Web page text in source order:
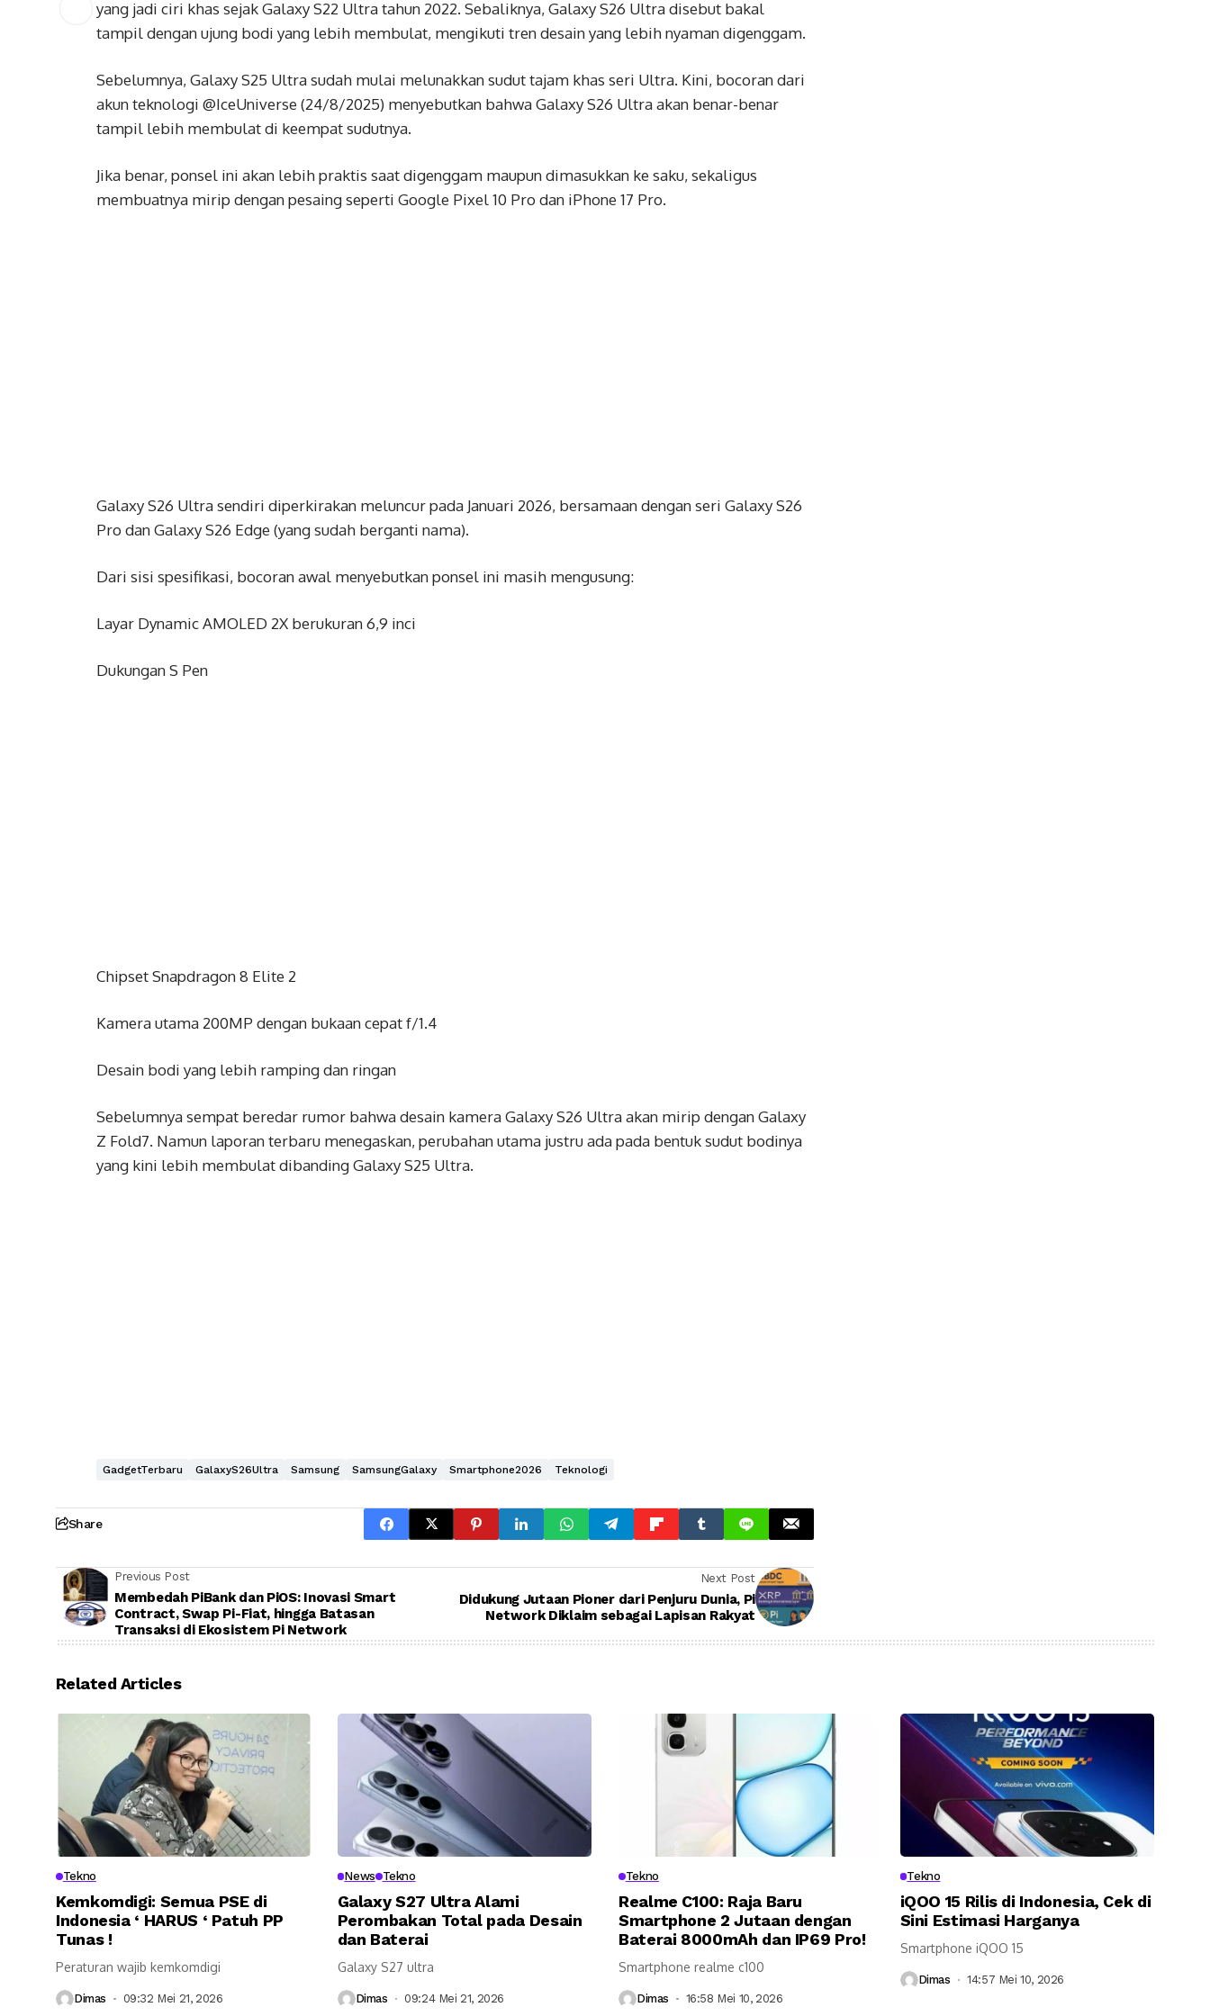
yang jadi ciri khas sejak Galaxy S22 Ultra tahun 2022. Sebaliknya, Galaxy S26 Ultra disebut bakal
tampil dengan ujung bodi yang lebih membulat, mengikuti tren desain yang lebih nyaman digenggam.
Sebelumnya, Galaxy S25 Ultra sudah mulai melunakkan sudut tajam khas seri Ultra. Kini, bocoran dari
akun teknologi @IceUniverse (24/8/2025) menyebutkan bahwa Galaxy S26 Ultra akan benar-benar
tampil lebih membulat di keempat sudutnya.
Jika benar, ponsel ini akan lebih praktis saat digenggam maupun dimasukkan ke saku, sekaligus
membuatnya mirip dengan pesaing seperti Google Pixel 10 Pro dan iPhone 17 Pro.
Galaxy S26 Ultra sendiri diperkirakan meluncur pada Januari 2026, bersamaan dengan seri Galaxy S26
Pro dan Galaxy S26 Edge (yang sudah berganti nama).
Dari sisi spesifikasi, bocoran awal menyebutkan ponsel ini masih mengusung:
Layar Dynamic AMOLED 2X berukuran 6,9 inci
Dukungan S Pen
Chipset Snapdragon 8 Elite 2
Kamera utama 200MP dengan bukaan cepat f/1.4
Desain bodi yang lebih ramping dan ringan
Sebelumnya sempat beredar rumor bahwa desain kamera Galaxy S26 Ultra akan mirip dengan Galaxy
Z Fold7. Namun laporan terbaru menegaskan, perubahan utama justru ada pada bentuk sudut bodinya
yang kini lebih membulat dibanding Galaxy S25 Ultra.
GadgetTerbaru GalaxyS26Ultra Samsung SamsungGalaxy Smartphone2026 Teknologi
Share
Previous Post
Membedah PiBank dan PiOS: Inovasi Smart
Contract, Swap Pi-Fiat, hingga Batasan
Transaksi di Ekosistem Pi Network
Next Post
Didukung Jutaan Pioner dari Penjuru Dunia, Pi
Network Diklaim sebagai Lapisan Rakyat
Related Articles
Tekno
Kemkomdigi: Semua PSE di
Indonesia ‘ HARUS ‘ Patuh PP
Tunas !
Peraturan wajib kemkomdigi
Dimas 09:32 Mei 21, 2026
News Tekno
Galaxy S27 Ultra Alami
Perombakan Total pada Desain
dan Baterai
Galaxy S27 ultra
Dimas 09:24 Mei 21, 2026
Tekno
Realme C100: Raja Baru
Smartphone 2 Jutaan dengan
Baterai 8000mAh dan IP69 Pro!
Smartphone realme c100
Dimas 16:58 Mei 10, 2026
Tekno
iQOO 15 Rilis di Indonesia, Cek di
Sini Estimasi Harganya
Smartphone iQOO 15
Dimas 14:57 Mei 10, 2026